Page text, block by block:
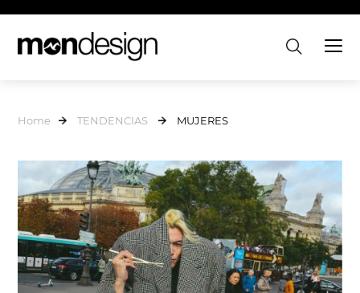
Home TENDENCIAS MUJERES